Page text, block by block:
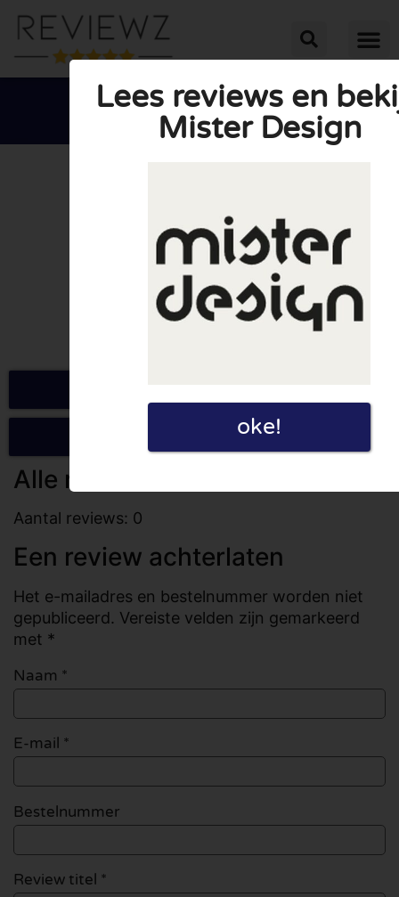
 
GEMIDDELDE BEOORDELING: 10/10
Schrijf een review
Alle reviews
Aantal reviews: 0
Een review achterlaten
Het e-mailadres en bestelnummer worden niet
gepubliceerd. Vereiste velden zijn gemarkeerd
met *
Naam *
E-mail *
Bestelnummer
Review titel *
Lees reviews en
Mister Design
oke!